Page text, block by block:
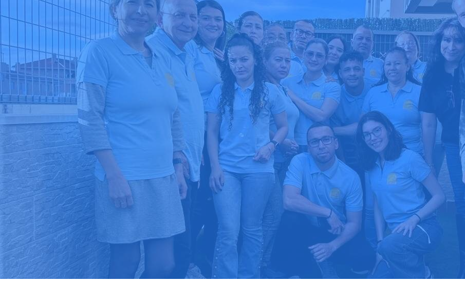
LIMPIEZA DE COMUNIDADES EN ALAMEDA
Cuidamos cada rincón de tu comunidad
agradable
Pide tu presupuesto gratis
Llama hoy:
Más de 1000 clientes confían en nosotros